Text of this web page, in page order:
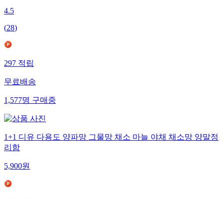
4.5
(28)
297적립
무료배송
1,577명구매중
1+1 디유 다용도 양파망 그물망 채소 마늘 야채 채소망 양말정
리함
5,900원